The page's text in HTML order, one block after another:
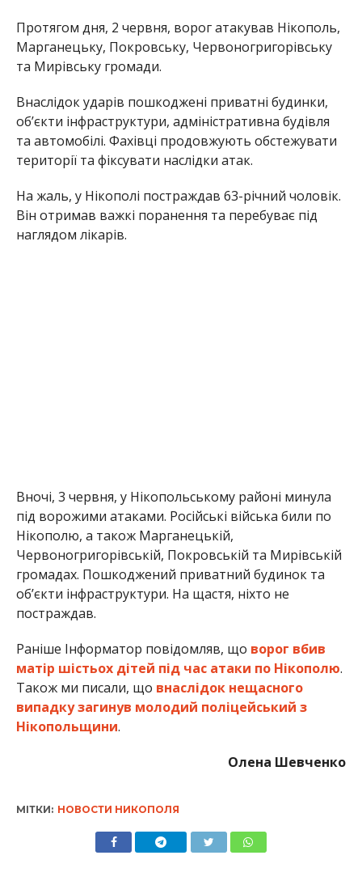
Протягом дня, 2 червня, ворог атакував Нікополь,
Марганецьку, Покровську, Червоногригорівську
та Мирівську громади.
Внаслідок ударів пошкоджені приватні будинки,
об’єкти інфраструктури, адміністративна будівля
та автомобілі. Фахівці продовжують обстежувати
території та фіксувати наслідки атак.
На жаль, у Нікополі постраждав 63-річний чоловік.
Він отримав важкі поранення та перебуває під
наглядом лікарів.
Нікопольщини
Олена Шевченко
МІТКИ: НОВОСТИ НИКОПОЛЯ